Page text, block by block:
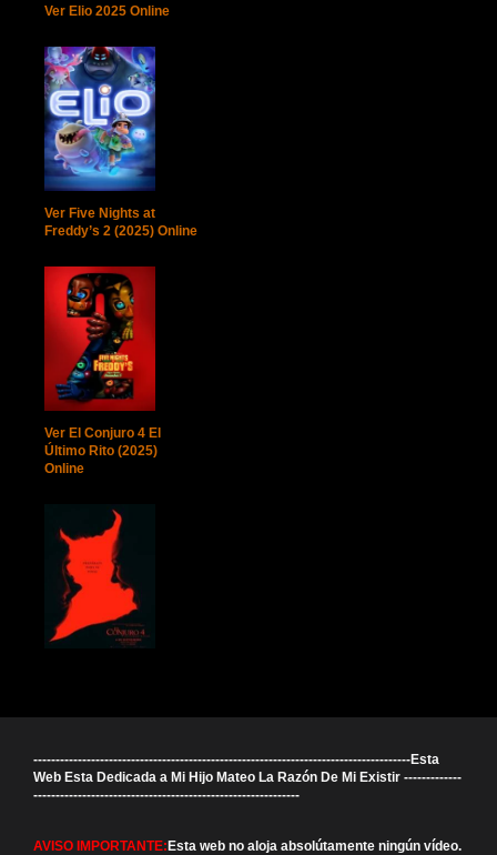
Ver Elio 2025 Online
Ver Five Nights at
Freddy’s 2 (2025) Online
Ver El Conjuro 4 El
Último Rito (2025)
Online
-------------------------------------------------------------------------------------Esta
Web Esta Dedicada a Mi Hijo Mateo La Razón De Mi Existir -------------
------------------------------------------------------------
AVISO IMPORTANTE:Esta web no aloja absolútamente ningún vídeo.